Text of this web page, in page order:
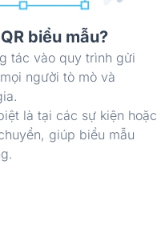
biểu mẫu?
tác vào quy trình gửi
người tò mò và
là tại các sự kiện hoặc
giúp biểu mẫu